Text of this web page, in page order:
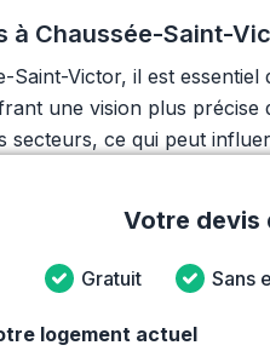
à Chaussée-Saint-
Victor, il est
une vision plus
secteurs, ce qui peut
Votre devis
Gratuit Sans
logement actuel